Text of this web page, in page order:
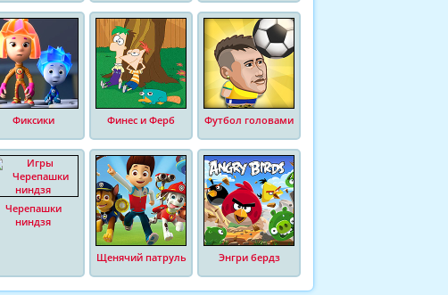
Фиксики Финес и Ферб Футбол головами
Черепашки
ниндзя
Щенячий патруль Энгри бердз